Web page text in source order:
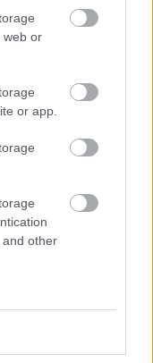
web or
or app.
other
ajánlom, akik
kultúra iránt,
az orosz
meg a
pedig a
Orosz–magyar
magyar